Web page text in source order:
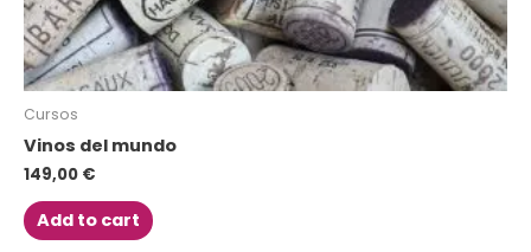
Cursos
Vinos del mundo
149,00 €
Add to cart